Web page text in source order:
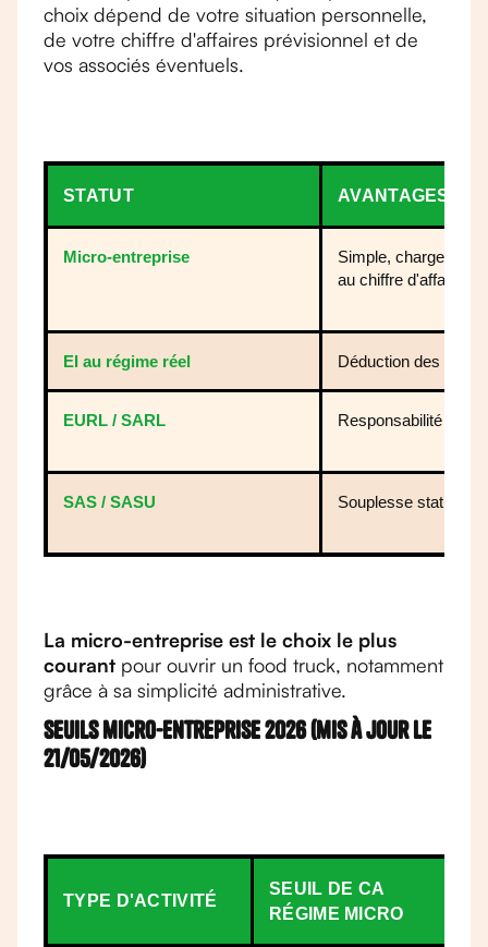
choix dépend de votre situation personnelle,
de votre chiffre d'affaires prévisionnel et de
vos associés éventuels.
STATUT AVANTAGES
Micro-entreprise
Simple, charges
au chiffre d'affaires
EI au régime réel Déduction des
EURL / SARL Responsabilité
SAS / SASU Souplesse statutaire
La micro-entreprise est le choix le plus
courant pour ouvrir un food truck, notamment
grâce à sa simplicité administrative.
Seuils micro-entreprise 2026 (mis à jour le
21/05/2026)
TYPE D'ACTIVITÉ
SEUIL DE CA
RÉGIME MICRO